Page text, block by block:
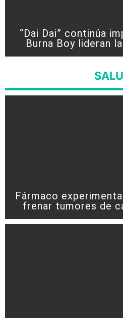
“Dai Dai” continúa
Burna Boy lideran
Fármaco
frenar tumores de